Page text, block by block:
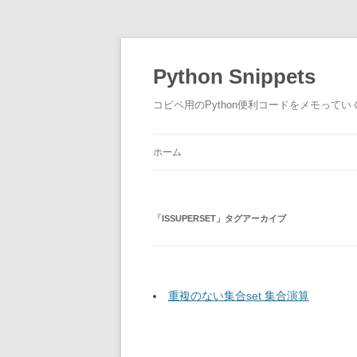
ン
ツ
ス
Python Snippets
コピペ用のPython便利コードをメモってい
ホーム
「ISSUPERSET 」タグアーカイブ
重複のない集合set 集合演算